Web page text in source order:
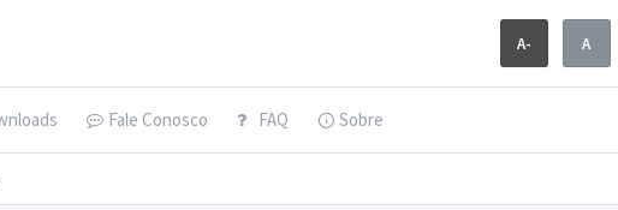
A- A
Fale Conosco FAQ Sobre